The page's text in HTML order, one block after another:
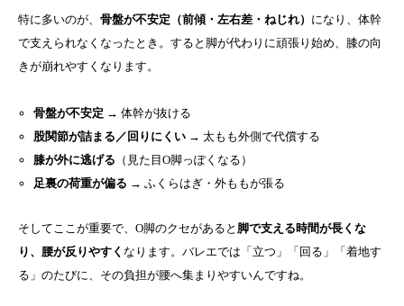
特に多いのが、 骨盤が不安定（前傾・左右差・ねじれ） になり、体幹
で支えられなくなったとき。すると脚が代わりに頑張り始め、膝の向
きが崩れやすくなります。
骨盤が不安定 → 体幹が抜ける
股関節が詰まる／回りにくい→ 太もも外側で代償する
膝が外に逃げる （見た目O脚っぽくなる）
足裏の荷重が偏る → ふくらはぎ・外ももが張る
そしてここが重要で、O脚のクセがあると 脚で支える時間が長くな
り、腰が反りやすく なります。バレエでは「立つ」「回る」「着地す
る」のたびに、その負担が腰へ集まりやすいんですね。